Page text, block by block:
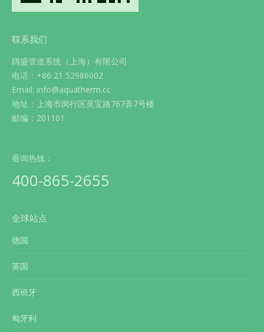
联系我们
阔盛管道系统（上海）有限公司
电话：+86 21 52986002
Email: info@aquatherm.cc
地址：上海市闵行区吴宝路767弄7号楼
邮编：201101
垂询热线：
400-865-2655
全球站点
德国
英国
西班牙
匈牙利